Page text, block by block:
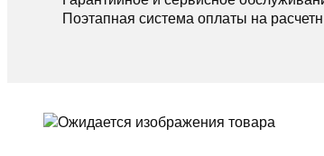
Поэтапная система оплаты на